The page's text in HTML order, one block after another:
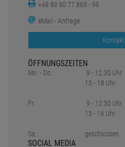
+49 89 90 77 869 - 99
eMail - Anfrage
Kontakt
ÖFFNUNGSZEITEN
Mo. - Do.:
Fr:
Sa.:
9 - 12:30 Uhr
13 - 18 Uhr
9 - 12:30 Uhr
13 - 16 Uhr
geschlossen
SOCIAL MEDIA